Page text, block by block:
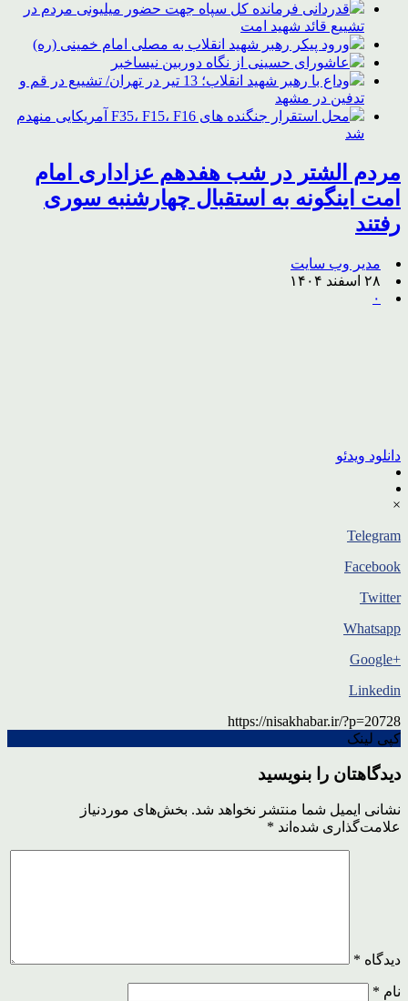
قدردانی فرمانده کل سپاه جهت حضور میلیونی مردم در
تشییع قائد شهید امت
ورود پیکر رهبر شهید انقلاب به مصلی امام خمینی (ره)
عاشورای حسینی از نگاه دوربین نیساخبر
وداع با رهبر شهید انقلاب؛ 13 تیر در تهران/ تشییع در قم و
تدفین در مشهد
محل استقرار جنگنده های F35، F15، F16 آمریکایی منهدم
شد
مردم الشتر در شب هفدهم عزاداری امام
امت اینگونه به استقبال چهارشنبه سوری
رفتند
مدیر وب سایت
۲۸ اسفند ۱۴۰۴
۰
دانلود ویدئو
×
Telegram
Facebook
Twitter
Whatsapp
+Google
Linkedin
https://nisakhabar.ir/?p=20728
کپی لینک
دیدگاهتان را بنویسید
نشانی ایمیل شما منتشر نخواهد شد. بخش‌های موردنیاز
علامت‌گذاری شده‌اند *
دیدگاه *
نام *